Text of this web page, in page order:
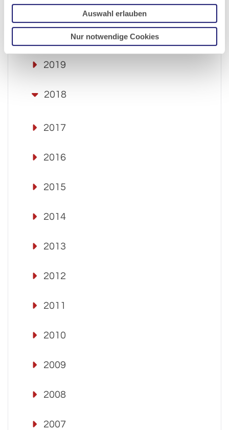
Auswahl erlauben
Nur notwendige Cookies
2021
2019
2018
2017
2016
2015
2014
2013
2012
2011
2010
2009
2008
2007